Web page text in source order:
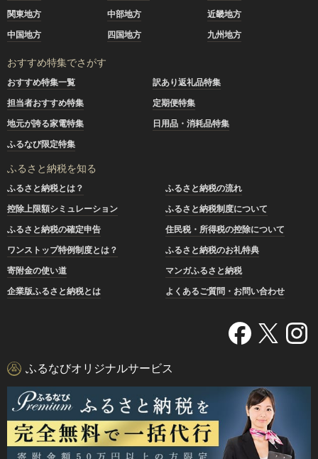
関東地方
中部地方
近畿地方
中国地方
四国地方 九州地方
おすすめ特集でさがす
おすすめ特集一覧
訳あり返礼品特集
担当者おすすめ特集
定期便特集
地元が誇る家電特集
日用品・消耗品特集
ふるなび限定特集
ふるさと納税を知る
ふるさと納税とは？
ふるさと納税の流れ
控除上限額シミュレーション
ふるさと納税制度について
ふるさと納税の確定申告
住民税・所得税の控除について
ワンストップ特例制度とは？
ふるさと納税のお礼特典
寄附金の使い道
マンガふるさと納税
企業版ふるさと納税とは
よくあるご質問・お問い合わせ
ふるなびオリジナルサービス